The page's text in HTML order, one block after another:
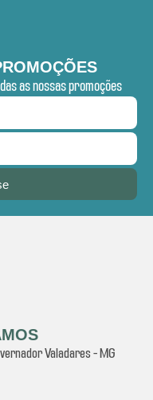
as nossas promoções
Valadares - MG